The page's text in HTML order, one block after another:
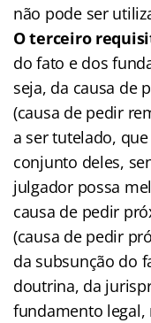
não pode ser
O terceiro
do fato e dos
seja, da causa de
(causa de pedir
a ser tutelado,
conjunto deles,
julgador possa
causa de pedir
(causa de pedir
da subsunção do
doutrina, da
fundamento legal,